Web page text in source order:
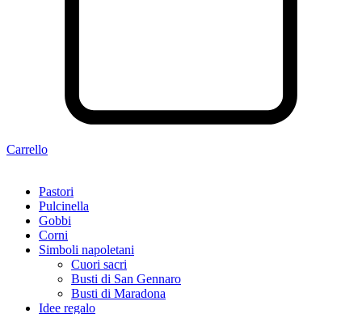
Carrello
Pastori
Pulcinella
Gobbi
Corni
Simboli napoletani
Cuori sacri
Busti di San Gennaro
Busti di Maradona
Idee regalo